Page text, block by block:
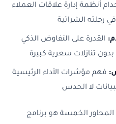
أنظمة إدارة علاقات العملاء
رحلته الشرائية
القدرة على التفاوض الذكي
تنازلات سعرية كبيرة
فهم مؤشرات الأداء الرئيسية
لا الحدس
الخمسة هو برنامج